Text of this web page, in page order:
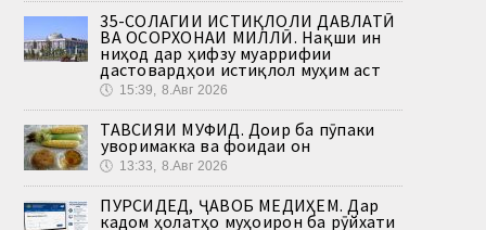
35-СОЛАГИИ ИСТИҚЛОЛИ ДАВЛАТӢ
ВА ОСОРХОНАИ МИЛЛӢ. Нақши ин
ниҳод дар ҳифзу муаррифии
дастовардҳои истиқлол муҳим аст
🕔 15:39, 8.Авг 2026
ТАВСИЯИ МУФИД. Доир ба пӯпаки
ҷуворимакка ва фоидаи он
🕔 13:33, 8.Авг 2026
ПУРСИДЕД, ҶАВОБ МЕДИҲЕМ. Дар
кадом ҳолатҳо муҳоҷирон ба рӯйхати